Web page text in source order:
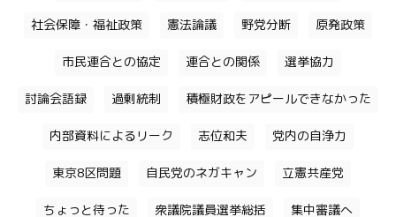
社会保障・福祉政策 憲法論議 野党分断 原発政策
市民連合との協定 連合との関係 選挙協力
討論会語録 過剰統制 積極財政をアピールできなかった
内部資料によるリーク 志位和夫 党内の自浄力
東京8区問題 自民党のネガキャン 立憲共産党
ちょっと待った 衆議院議員選挙総括 集中審議へ